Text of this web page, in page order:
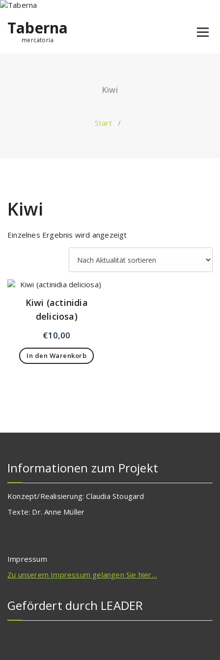
Taberna
mercatoria
Kiwi
Start/
Kiwi
Einzelnes Ergebnis wird angezeigt
Kiwi (actinidia
deliciosa)
€10,00
In den Warenkorb
Informationen zum Projekt
Konzept/Realisierung: Claudia Stougard
Texte: Dr. Anne Müller
Impressum
Zu unserem Impressum gelangen Sie hier…
Gefördert durch LEADER